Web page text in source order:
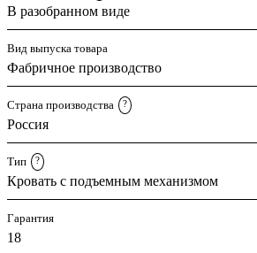
В разобранном виде
Вид выпуска товара
Фабричное производство
Страна производства ?
Россия
Тип ?
Кровать с подъемным механизмом
Гарантия
18